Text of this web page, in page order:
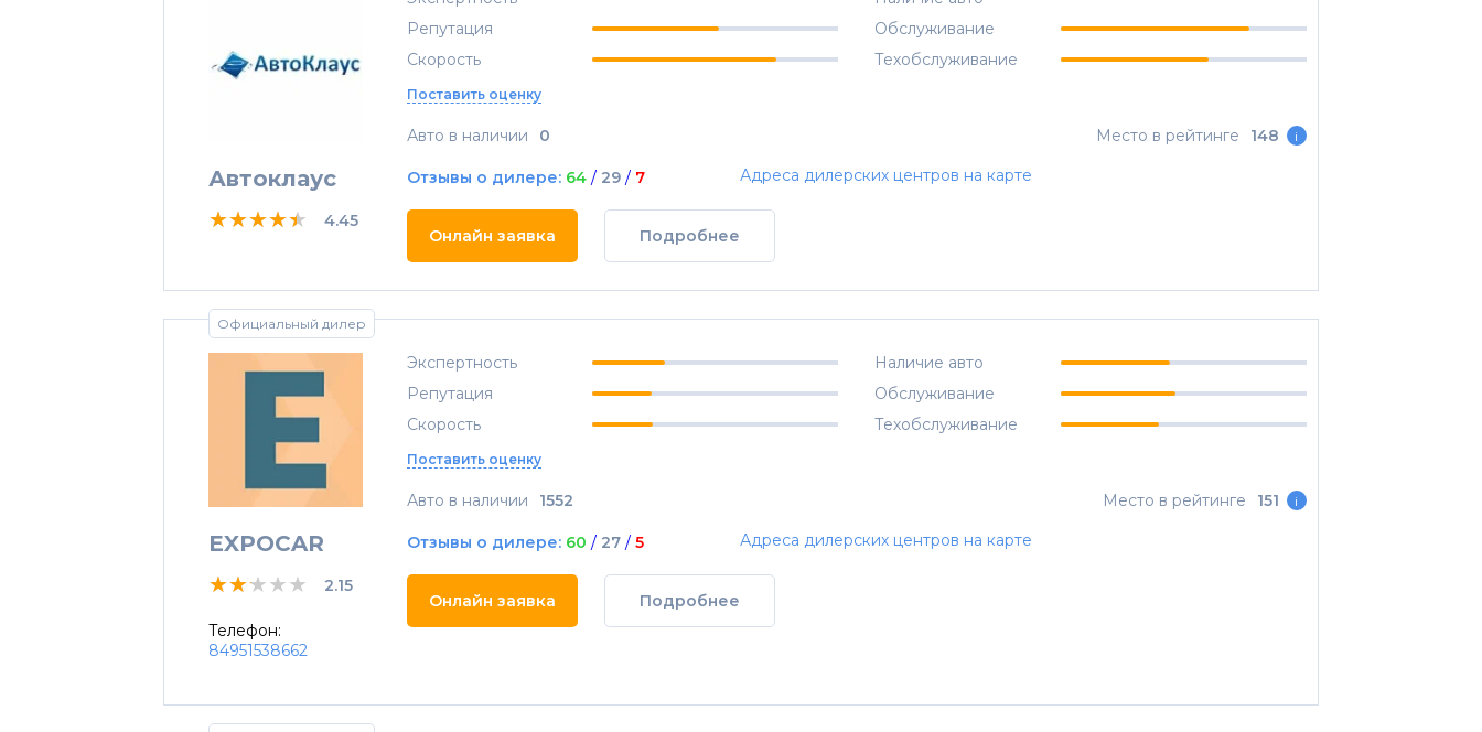
Автоклаус
★★★★★
★★★★★
★★★★★ 4.45
Репутация
Скорость
Обслуживание
Техобслуживание
Поставить оценку
Авто в наличии 0 Место в рейтинге 148 i
Отзывы о дилере: 64 / 29 / 7 Адреса дилерских центров на карте
Онлайн заявка Подробнее
Официальный дилер
EXPOCAR
★★★★★
★★★★★
★★★★★ 2.15
Телефон:
84951538662
Экспертность
Репутация
Скорость
Наличие авто
Обслуживание
Техобслуживание
Поставить оценку
Авто в наличии 1552 Место в рейтинге 151 i
Отзывы о дилере: 60 / 27 / 5 Адреса дилерских центров на карте
Онлайн заявка Подробнее